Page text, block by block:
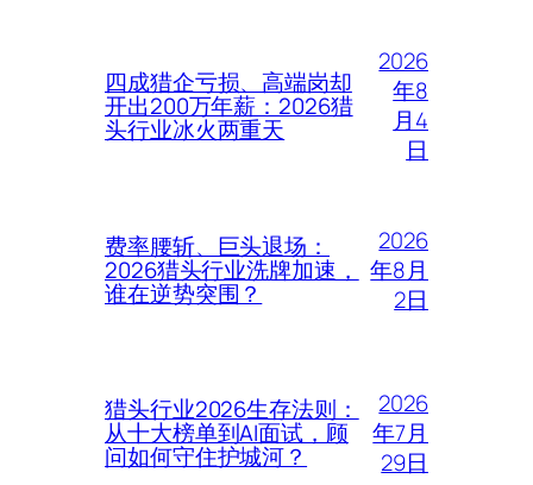
四成猎企亏损、高端岗却
开出200万年薪：2026猎
头行业冰火两重天
2026
年8
月4
日
费率腰斩、巨头退场：
2026猎头行业洗牌加速，
谁在逆势突围？
2026
年8月
2日
猎头行业2026生存法则：
从十大榜单到AI面试，顾
问如何守住护城河？
2026
年7月
29日